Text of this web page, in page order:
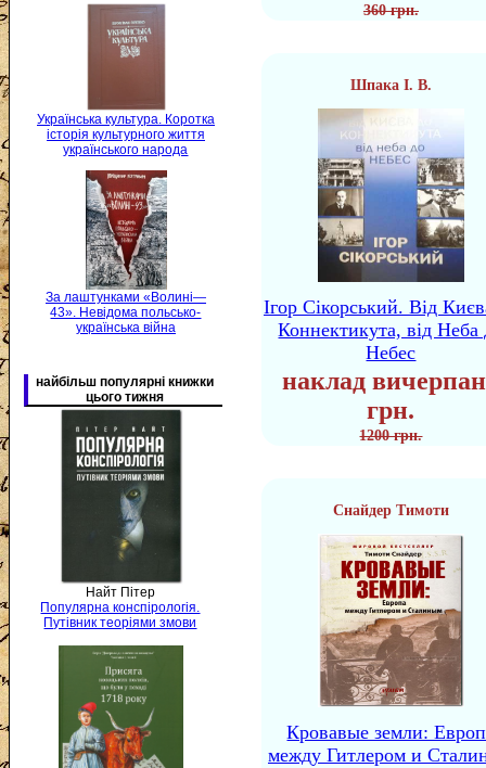
Українська культура. Коротка
історія культурного життя
українського народа
За лаштунками «Волині—
43». Невідома польсько-
українська війна
найбільш популярні книжки
цього тижня
Найт Пітер
Популярна конспірологія.
Путівник теоріями змови
360 грн.
Шпака І. В.
Ігор Сікорський. Від
Коннектикута, від Неба
Небес
наклад
грн.
1200 грн.
Снайдер Тимоти
Кровавые земли:
между Гитлером и